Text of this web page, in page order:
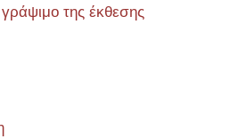
γράψιμο της έκθεσης